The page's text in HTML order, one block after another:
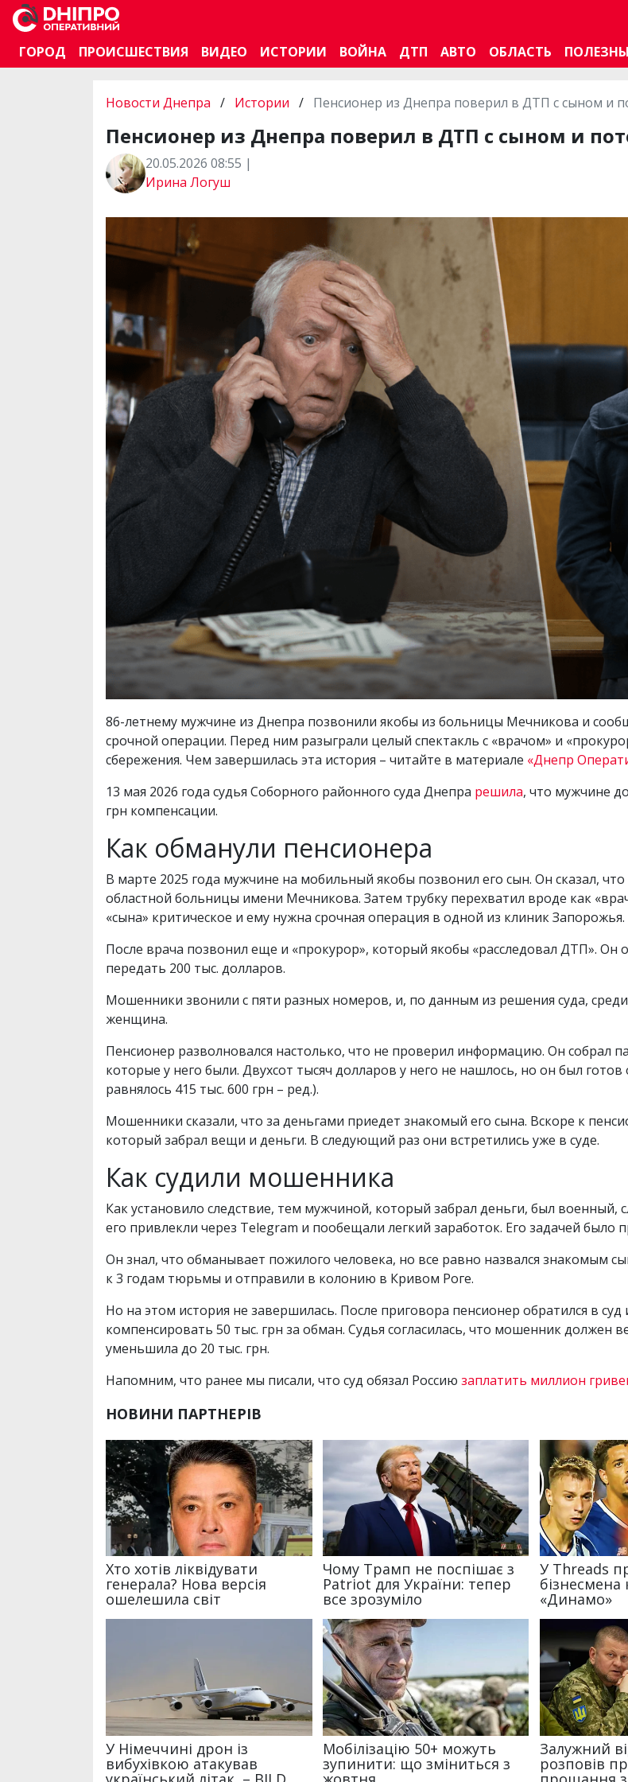
ГОРОД
ПРОИСШЕСТВИЯ ВИДЕО ИСТОРИИ ВОЙНА ДТП АВТО ОБЛАСТЬ
Новости Днепра / Истории / Пенсионер из Днепра поверил в ДТП с сыном и
Пенсионер из Днепра поверил в ДТП с сыном и
20.05.2026 08:55 |
Ирина Логуш
86-летнему мужчине из Днепра позвонили якобы из больницы Мечникова и
срочной операции. Перед ним разыграли целый спектакль с «врачом» и
сбережения. Чем завершилась эта история – читайте в материале «Днепр
13 мая 2026 года судья Соборного районного суда Днепра решила, что мужчине
грн компенсации.
Как обманули пенсионера
В марте 2025 года мужчине на мобильный якобы позвонил его сын. Он сказал,
областной больницы имени Мечникова. Затем трубку перехватил вроде как
«сына» критическое и ему нужна срочная операция в одной из клиник Запорожья.
После врача позвонил еще и «прокурор», который якобы «расследовал ДТП». Он
передать 200 тыс. долларов.
Мошенники звонили с пяти разных номеров, и, по данным из решения суда,
женщина.
Пенсионер разволновался настолько, что не проверил информацию. Он собрал
которые у него были. Двухсот тысяч долларов у него не нашлось, но он был
равнялось 415 тыс. 600 грн – ред.).
Мошенники сказали, что за деньгами приедет знакомый его сына. Вскоре к
который забрал вещи и деньги. В следующий раз они встретились уже в суде.
Как судили мошенника
Как установило следствие, тем мужчиной, который забрал деньги, был
его привлекли через Telegram и пообещали легкий заработок. Его задачей было
Он знал, что обманывает пожилого человека, но все равно назвался знакомым
к 3 годам тюрьмы и отправили в колонию в Кривом Роге.
Но на этом история не завершилась. После приговора пенсионер обратился в
компенсировать 50 тыс. грн за обман. Судья согласилась, что мошенник должен
уменьшила до 20 тыс. грн.
Напомним, что ранее мы писали, что суд обязал Россию заплатить миллион